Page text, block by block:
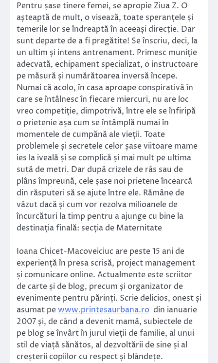
Pentru șase tinere femei, se apropie Ziua Z. O
așteaptă de mult, o visează, toate speranțele și
temerile lor se îndreaptă în aceeași direcție. Dar
sunt departe de a fi pregătite! Se înscriu, deci, la
un ultim și intens antrenament. Primesc muniție
adecvată, echipament specializat, o instructoare
pe măsură și numărătoarea inversă începe.
Numai că acolo, în casa aproape conspirativă în
care se întâlnesc în fiecare miercuri, nu are loc
vreo competiție, dimpotrivă, între ele se înfiripă
o prietenie așa cum se întâmplă numai în
momentele de cumpănă ale vieții. Toate
problemele și secretele celor șase viitoare mame
ies la iveală și se complică și mai mult pe ultima
sută de metri. Dar după crizele de râs sau de
plâns împreună, cele șase noi prietene încearcă
din răsputeri să se ajute între ele. Rămâne de
văzut dacă și cum vor rezolva milioanele de
încurcături la timp pentru a ajunge cu bine la
destinația finală: secția de Maternitate
Ioana Chicet-Macoveiciuc are peste 15 ani de
experiență în presa scrisă, project management
și comunicare online. Actualmente este scriitor
de carte și de blog, precum și organizator de
evenimente pentru părinți. Scrie delicios, onest și
asumat pewww.printesaurbana.ro din ianuarie
2007 și, de când a devenit mamă, subiectele de
pe blog se învârt în jurul vieții de familie, al unui
stil de viață sănătos, al dezvoltării de sine și al
creșterii copiilor cu respect și blândețe.